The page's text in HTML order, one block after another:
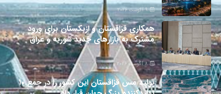
9 آگوست 2026
همکاری قزاقستان و ازبکستان برای ورود
مشترک به بازارهای جدید سوریه و عراق
8 آگوست 2026
تولید مس قزاقستان این کشور را در جمع ۱۰